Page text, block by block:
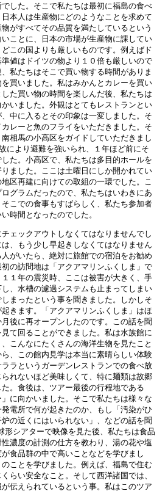
した。そこで私たちは最初に福島の食べ
本人は生産物にどのようなことを求めて
がすべてその品質を満たしているという
ことに、日本の市場が生産物に課してい
この国よりも厳しいものです。例えばド
値はドイツの物より１０倍も厳しいので
私たちはそこで買い物する時間がありま
買いました。私はみかんとカレーを買い
た買い物の時間を楽しんだ後、私たちは
いました。外観はとてもレストランとい
中に入るとその印象は一変しました。そ
レーと魚のフライをいただきました。そ
相馬の小高区をガイドしていただきまし
により避難を強いられ、１年ほど前にそ
た。小高区で、私たちは多目的ホールを
ました。ここは土曜日にしか開かれてい
区再建に向けての取組の一環でした。こ
グラムだったので、私たちはいわきにあ
こでの食事もすばらしく、私たち参加者
時間となったのでした。
ェックアウトしなくてはなりませんでし
、もう少し早起きしなくてはなりません
がいたら、絶対に旅館での宿泊をお勧め
の訪問地は「アクアマリンふくしま」で
１年の震災時、ここは被害が大きく、手
、水槽の濾過システムも止まってしまい
まったという事を聞きました。しかしそ
きます。「アクアマリンふくしま」はほ
後に再オープンしたのです。この話を聞
て回ることができました。私は水族館に
こんなにたくさんの海洋生物を見たこと
、この館内見学は本当に素晴らしい体験
ラというガーデンレストランでの食べ放
れないほど美味しくて、特に麺類は故郷
。食後は、ツアー最後の行程地である
」に向かいました。そこで私たちは様々な
電所で何が起きたのか、もし「汚染がひ
の近くにはいられない」、などの話を聞
形シアターで映像を見た後、私たちは食品
濃度の計測の仕方を教わり、湯の花や塩
食品群の中で高いことなどを学びまし
ことを学びました。例えば、福島で住む
らい安全なこと。そして西洋諸国では、
伝えられているという事。私はこのツア